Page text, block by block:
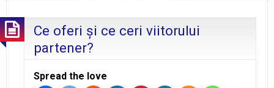
Ce oferi şi ce ceri viitorului
partener?
Spread the love